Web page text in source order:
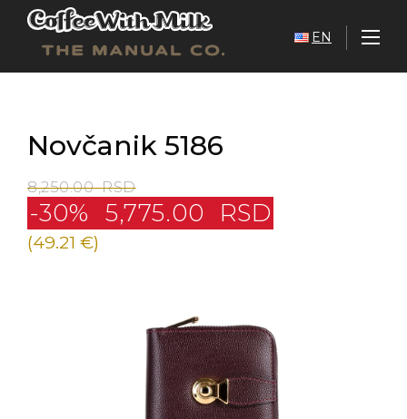
EN
Novčanik 5186
8,250.00RSD
-30% 5,775.00 RSD
(49.21 €)